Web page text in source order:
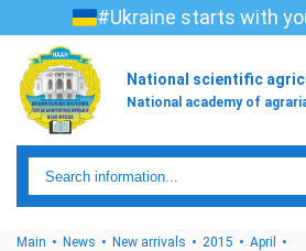
#Ukraine starts with
National scientific
National academy of
Main News New arrivals 2015
April